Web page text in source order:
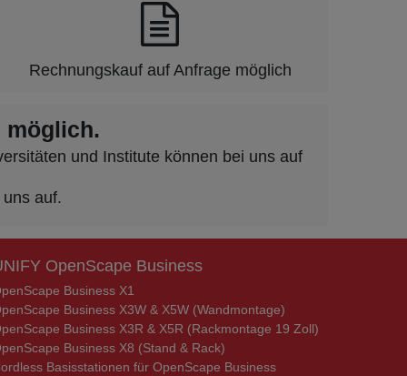
Rechnungskauf auf Anfrage möglich
möglich.
und Institute können bei uns auf
auf.
OpenScape Business
Business X1
Business X3W & X5W (Wandmontage)
Business X3R & X5R (Rackmontage 19 Zoll)
Business X8 (Stand & Rack)
Basisstationen für OpenScape Business